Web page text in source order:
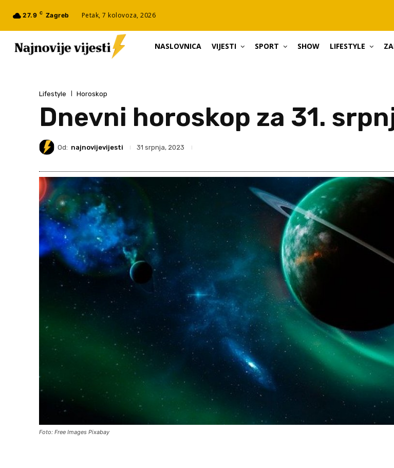
27.9 C Zagreb Petak, 7 kolovoza, 2026
NASLOVNICA VIJESTI SPORT SHOW LIFESTYLE
Lifestyle Horoskop
Dnevni horoskop za 31.
Od: najnovijevijesti 31 srpnja, 2023
Foto: Free Images Pixabay